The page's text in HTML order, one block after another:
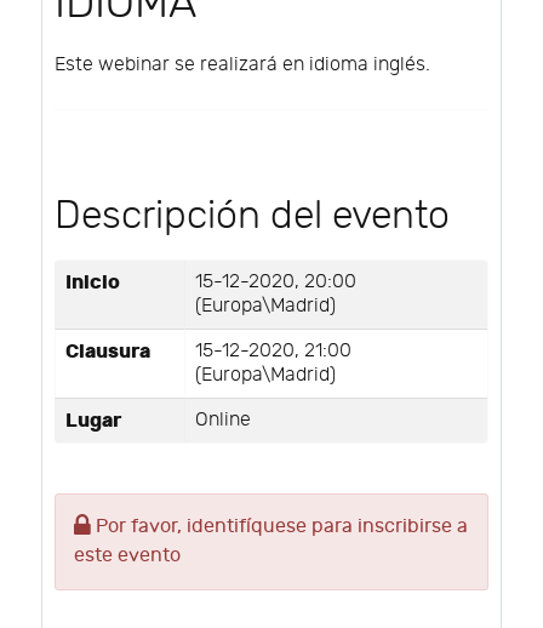
Este webinar se realizará en idioma inglés.
Descripción del evento
Inicio
15-12-2020, 20:00
(Europa\Madrid)
Clausura
15-12-2020, 21:00
(Europa\Madrid)
Lugar Online
Por favor, identifíquese para inscribirse a
este evento